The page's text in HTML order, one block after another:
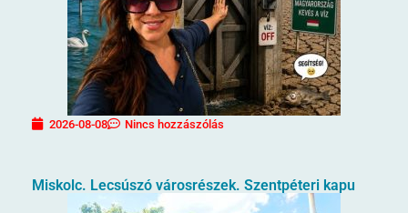
2026-08-08 Nincs hozzászólás
Miskolc. Lecsúszó városrészek. Szentpéteri kapu